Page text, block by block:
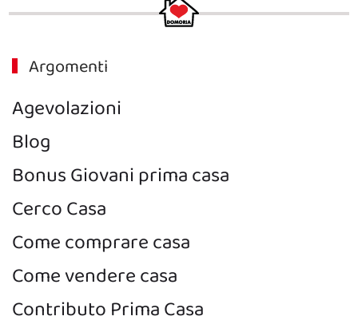
Argomenti
Agevolazioni
Blog
Bonus Giovani prima casa
Cerco Casa
Come comprare casa
Come vendere casa
Contributo Prima Casa